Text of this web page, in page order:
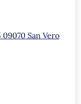
San Vero